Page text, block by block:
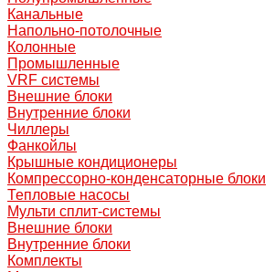
Канальные
Напольно-потолочные
Колонные
Промышленные
VRF системы
Внешние блоки
Внутренние блоки
Чиллеры
Фанкойлы
Крышные кондиционеры
Компрессорно-конденсаторные блоки
Тепловые насосы
Мульти сплит-системы
Внешние блоки
Внутренние блоки
Комплекты